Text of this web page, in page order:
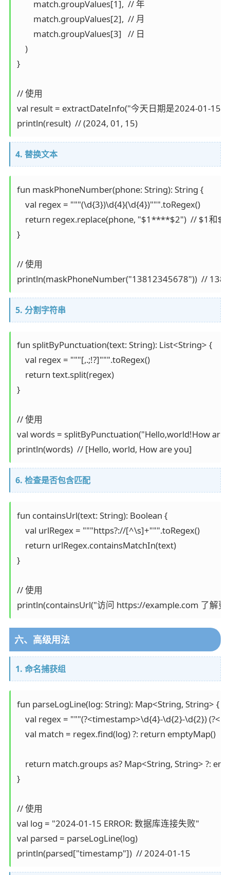
        match.groupValues[1],  // 年
        match.groupValues[2],  // 月
        match.groupValues[3]   // 日
    )
}
// 使用
val result = extractDateInfo("今天日期是2024-01-15")
println(result)  // (2024, 01, 15)
4. 替换文本
fun maskPhoneNumber(phone: String): String {
    val regex = """(\d{3})\d{4}(\d{4})""".toRegex()
return regex.replace(phone, "$1****$2")  // $1和
}
// 使用
println(maskPhoneNumber("13812345678"))  //
5. 分割字符串
fun splitByPunctuation(text: String): List<String> {
    val regex = """[,.;!?]""".toRegex()
    return text.split(regex)
}
// 使用
val words = splitByPunctuation("Hello,world!How are
println(words)  // [Hello, world, How are you]
6. 检查是否包含匹配
fun containsUrl(text: String): Boolean {
    val urlRegex = """https?://[^\s]+""".toRegex()
    return urlRegex.containsMatchIn(text)
}
// 使用
println(containsUrl("访问 https://example.com 了解更
六、高级用法
1. 命名捕获组
fun parseLogLine(log: String): Map<String, String> {
val regex = """(?<timestamp>\d{4}-\d{2}-\d{2})
    val match = regex.find(log) ?: return emptyMap()
return match.groups as? Map<String, String> ?:
}
// 使用
val log = "2024-01-15 ERROR: 数据库连接失败"
val parsed = parseLogLine(log)
println(parsed["timestamp"])  // 2024-01-15